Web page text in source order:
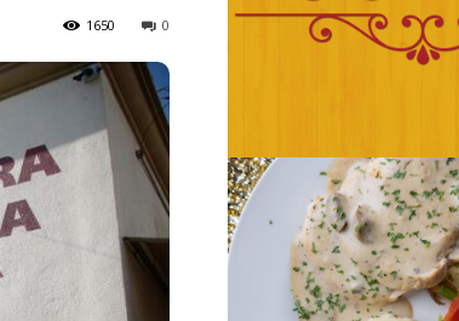
0
1650